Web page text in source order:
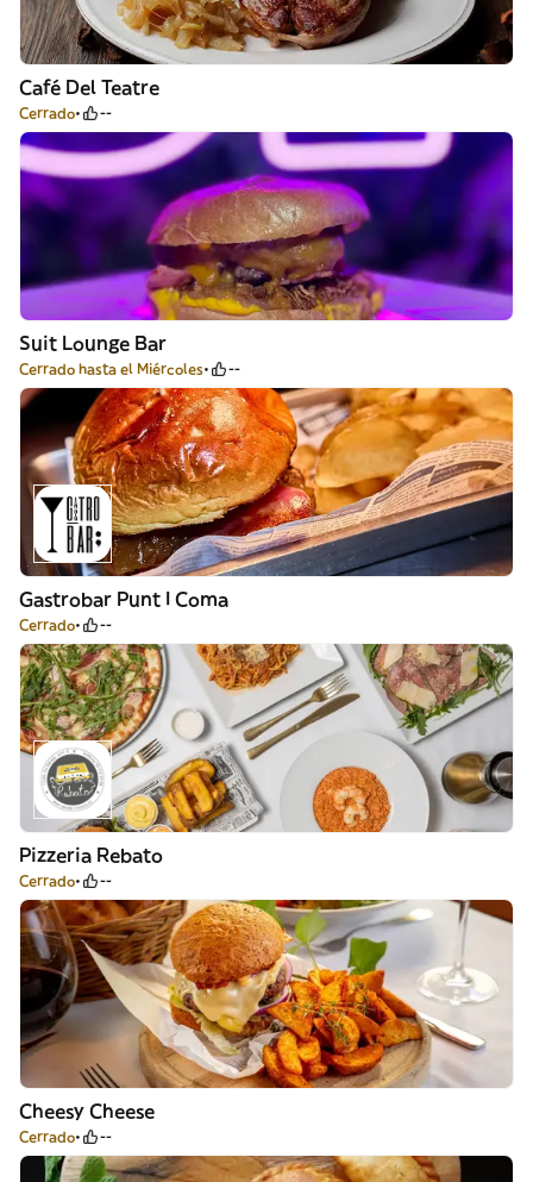
Café Del Teatre
Cerrado --
Suit Lounge Bar
Cerrado hasta el Miércoles --
Gastrobar Punt I Coma
Cerrado --
Pizzeria Rebato
Cerrado --
Cheesy Cheese
Cerrado --